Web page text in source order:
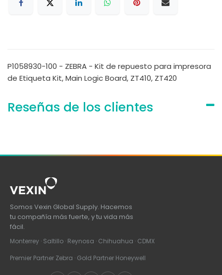
P1058930-100 - ZEBRA - Kit de repuesto para impresora
de Etiqueta Kit, Main Logic Board, ZT410, ZT420
Reseñas de los clientes
Somos Vexin Global Supply. Hacemos
tu compañía más fuerte, y tu vida más
fácil.
Monterrey · Saltillo · Reynosa · Chihuahua · CDMX
Premier Partner Zebra · Gold Partner Honeywell